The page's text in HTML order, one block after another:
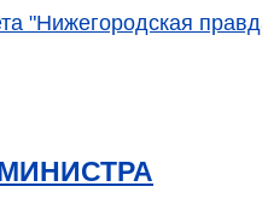
"Нижегородская